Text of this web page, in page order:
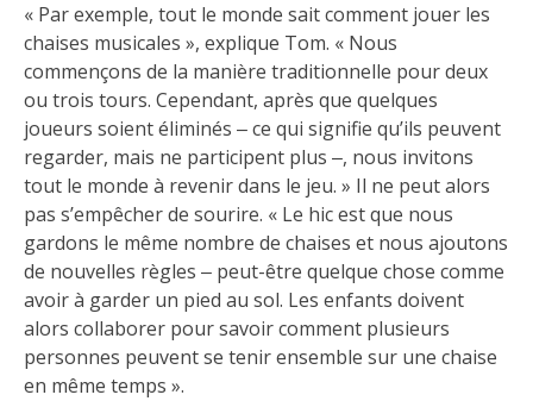
« Par exemple, tout le monde sait comment jouer les
chaises musicales », explique Tom. « Nous
commençons de la manière traditionnelle pour deux
ou trois tours. Cependant, après que quelques
joueurs soient éliminés ‒ ce qui signifie qu’ils peuvent
regarder, mais ne participent plus ‒, nous invitons
tout le monde à revenir dans le jeu. » Il ne peut alors
pas s’empêcher de sourire. « Le hic est que nous
gardons le même nombre de chaises et nous ajoutons
de nouvelles règles ‒ peut-être quelque chose comme
avoir à garder un pied au sol. Les enfants doivent
alors collaborer pour savoir comment plusieurs
personnes peuvent se tenir ensemble sur une chaise
en même temps ».